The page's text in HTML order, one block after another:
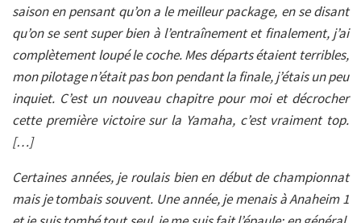
saison en pensant qu’on a le meilleur package, en se disant
qu’on se sent super bien à l’entraînement et finalement, j’ai
complètement loupé le coche. Mes départs étaient terribles,
mon pilotage n’était pas bon pendant la finale, j’étais un peu
inquiet. C’est un nouveau chapitre pour moi et décrocher
cette première victoire sur la Yamaha, c’est vraiment top.
[…]
Certaines années, je roulais bien en début de championnat
mais je tombais souvent. Une année, je menais à Anaheim 1